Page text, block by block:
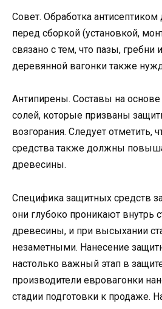
Совет. Обработка
перед сборкой (установкой,
связано с тем, что пазы, гребни
деревянной вагонки также
Антипирены. Составы на
солей, которые призваны
возгорания. Следует отметить,
средства также должны
древесины.
Специфика защитных средств
они глубоко проникают внутрь
древесины, и при высыхании
незаметными. Нанесение
настолько важный этап в
производители евровагонки
стадии подготовки к продаже.